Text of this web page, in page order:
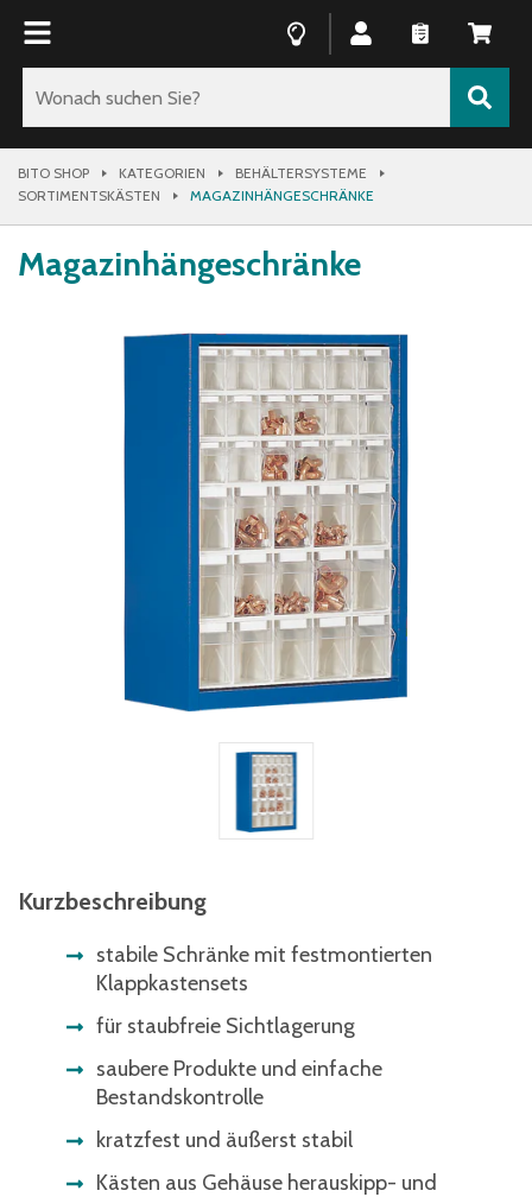
BITO SHOP KATEGORIEN
BEHÄLTERSYSTEME
SORTIMENTSKÄSTEN
MAGAZINHÄNGESCHRÄNKE
Magazinhängeschränke
Kurzbeschreibung
stabile Schränke mit festmontierten
Klappkastensets
für staubfreie Sichtlagerung
saubere Produkte und einfache
Bestandskontrolle
kratzfest und äußerst stabil
Kästen aus Gehäuse herauskipp- und